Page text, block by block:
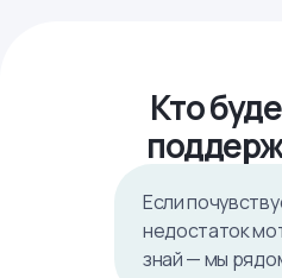
Кто
Если
недостаток
знай — мы